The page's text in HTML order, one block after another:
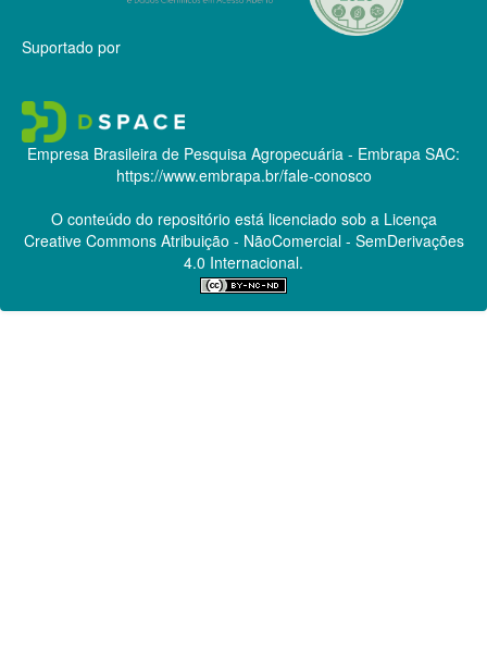
Suportado por
Empresa Brasileira de Pesquisa Agropecuária - Embrapa SAC:
https://www.embrapa.br/fale-conosco
O conteúdo do repositório está licenciado sob a Licença
Creative CommonsAtribuição - NãoComercial - SemDerivações
4.0 Internacional.